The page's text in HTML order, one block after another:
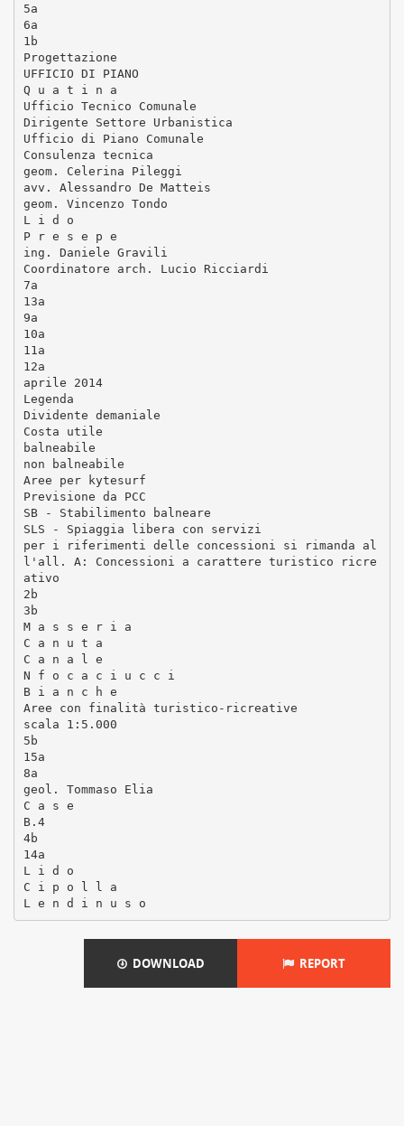
5a
6a
1b
Progettazione
UFFICIO DI PIANO
Q u a t i n a
Ufficio Tecnico Comunale
Dirigente Settore Urbanistica
Ufficio di Piano Comunale
Consulenza tecnica
geom. Celerina Pileggi
avv. Alessandro De Matteis
geom. Vincenzo Tondo
L i d o
P r e s e p e
ing. Daniele Gravili
Coordinatore arch. Lucio Ricciardi
7a
13a
9a
10a
11a
12a
aprile 2014
Legenda
Dividente demaniale
Costa utile
balneabile
non balneabile
Aree per kytesurf
Previsione da PCC
SB - Stabilimento balneare
SLS - Spiaggia libera con servizi
per i riferimenti delle concessioni si rimanda al
l'all. A: Concessioni a carattere turistico ricre
ativo
2b
3b
M a s s e r i a
C a n u t a
C a n a l e
N f o c a c i u c c i
B i a n c h e
Aree con finalità turistico-ricreative
scala 1:5.000
5b
15a
8a
geol. Tommaso Elia
C a s e
B.4
4b
14a
L i d o
C i p o l l a
DOWNLOAD REPORT